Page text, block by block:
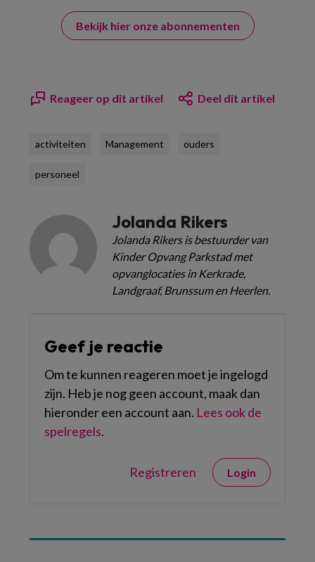
Bekijk hier onze abonnementen
Reageer op dit artikel Deel dit artikel
activiteiten Management ouders
personeel
Jolanda Rikers
Jolanda Rikers is bestuurder van
Kinder Opvang Parkstad met
opvanglocaties in Kerkrade,
Landgraaf, Brunssum en Heerlen.
Geef je reactie
Om te kunnen reageren moet je ingelogd
zijn. Heb je nog geen account, maak dan
hieronder een account aan. Lees ook de
spelregels.
Registreren Login